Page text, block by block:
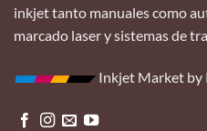
inkjet tanto manuales como
marcado laser y sistemas de
Inkjet Market by